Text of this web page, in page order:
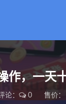
作，一天
论： 0 售价：